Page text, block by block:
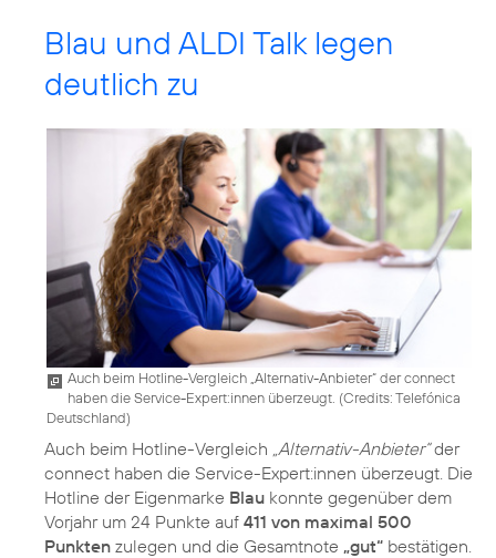
Blau und ALDI Talk legen
deutlich zu
Auch beim Hotline-Vergleich „Alternativ-Anbieter“ der connect
haben die Service-Expert:innen überzeugt. (Credits: Telefónica
Deutschland)
Auch beim Hotline-Vergleich „Alternativ-Anbieter“der
connect haben die Service-Expert:innen überzeugt. Die
Hotline der Eigenmarke Blau konnte gegenüber dem
Vorjahr um 24 Punkte auf 411 von maximal 500
Punkten zulegen und die Gesamtnote „gut“ bestätigen.